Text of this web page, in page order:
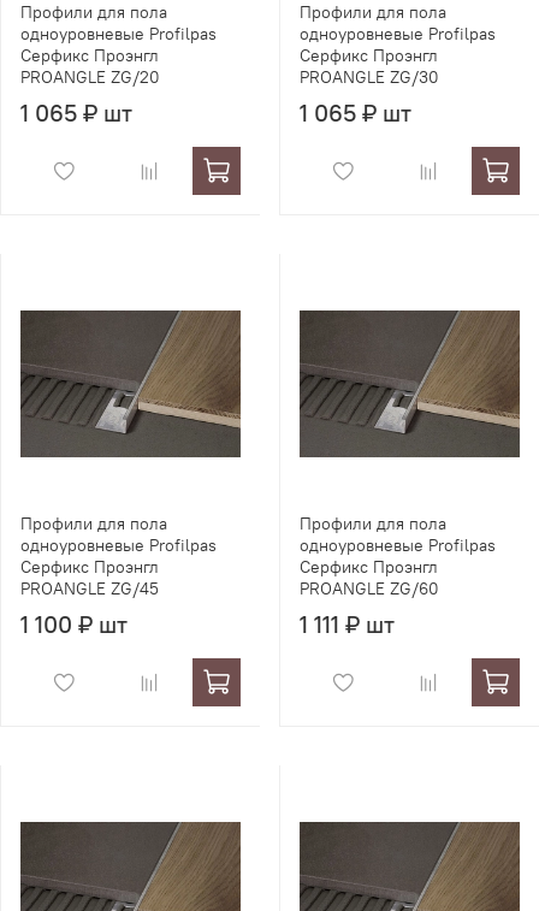
Профили для пола
одноуровневые Profilpas
Серфикс Проэнгл
PROANGLE ZG/20
1 065 ₽ шт
Профили для пола
одноуровневые Profilpas
Серфикс Проэнгл
PROANGLE ZG/30
1 065 ₽ шт
Профили для пола
одноуровневые Profilpas
Серфикс Проэнгл
PROANGLE ZG/45
1 100 ₽ шт
Профили для пола
одноуровневые Profilpas
Серфикс Проэнгл
PROANGLE ZG/60
1 111 ₽ шт